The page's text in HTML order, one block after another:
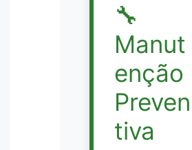
🔧
Manut
enção
Preven
tiva